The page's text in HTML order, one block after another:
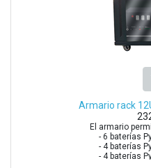
Armario rack
El armario
- 6 baterías
- 4 baterías
- 4 baterías